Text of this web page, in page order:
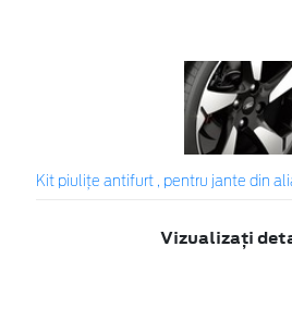
Kit piuliţe antifurt , pentru jante din
Vizualizați